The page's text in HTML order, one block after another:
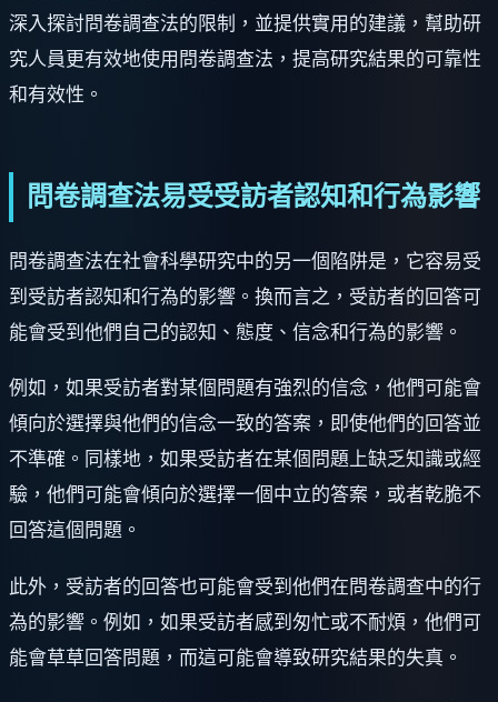
深入探討問卷調查法的限制，並提供實用的建議，幫助研
究人員更有效地使用問卷調查法，提高研究結果的可靠性
和有效性。
問卷調查法易受受訪者認知和行為影響
問卷調查法在社會科學研究中的另一個陷阱是，它容易受
到受訪者認知和行為的影響。換而言之，受訪者的回答可
能會受到他們自己的認知、態度、信念和行為的影響。
例如，如果受訪者對某個問題有強烈的信念，他們可能會
傾向於選擇與他們的信念一致的答案，即使他們的回答並
不準確。同樣地，如果受訪者在某個問題上缺乏知識或經
驗，他們可能會傾向於選擇一個中立的答案，或者乾脆不
回答這個問題。
此外，受訪者的回答也可能會受到他們在問卷調查中的行
為的影響。例如，如果受訪者感到匆忙或不耐煩，他們可
能會草草回答問題，而這可能會導致研究結果的失真。